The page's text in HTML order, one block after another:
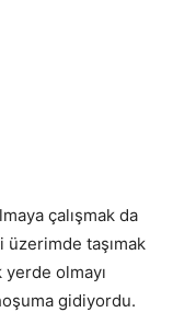
çalışmak da
taşımak
olmayı
gidiyordu.